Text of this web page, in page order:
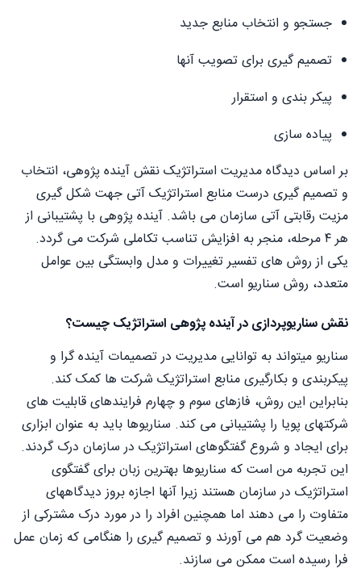
جستجو و انتخاب منابع جدید
تصمیم گیری برای تصویب آنها
پیکر بندی و استقرار
پیاده سازی
بر اساس دیدگاه مدیریت استراتژیک نقش آینده پژوهی، انتخاب
و تصمیم گیری درست منابع استراتژیک آتی جهت شکل گیری
مزیت رقابتی آتی سازمان می باشد. آینده پژوهی با پشتیبانی از
هر ۴ مرحله، منجر به افزایش تناسب تکاملی شرکت می گردد.
یکی از روش های تفسیر تغییرات و مدل وابستگی بین عوامل
متعدد، روش سناریو است.
نقش سناریوپردازی در آینده پژوهی استراتژیک چیست؟
سناریو میتواند به توانایی مدیریت در تصمیمات آینده گرا و
پیکربندی و بکارگیری منابع استراتژیک شرکت ها کمک کند.
بنابراین این روش، فازهای سوم و چهارم فرایندهای قابلیت های
شرکتهای پویا را پشتیبانی می کند. سناریوها باید به عنوان ابزاری
برای ایجاد و شروع گفتگوهای استراتژیک در سازمان درک گردند.
این تجربه من است که سناریوها بهترین زبان برای گفتگوی
استراتژیک در سازمان هستند زیرا آنها اجازه بروز دیدگاههای
متفاوت را می دهند اما همچنین افراد را در مورد درک مشترکی از
وضعیت گرد هم می آورند و تصمیم گیری را هنگامی که زمان عمل
فرا رسیده است ممکن می سازند.